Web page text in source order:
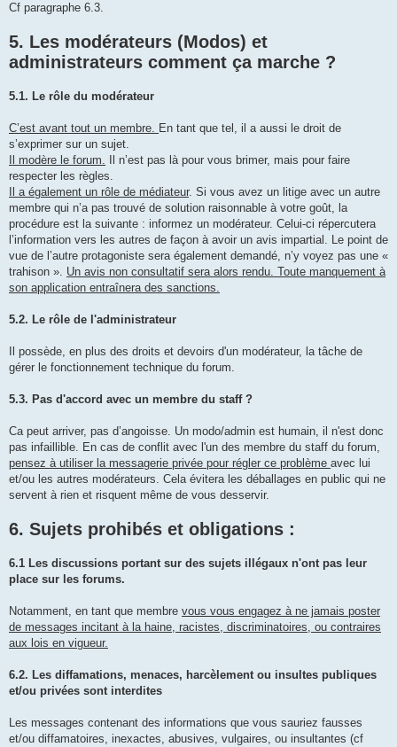
Cf paragraphe 6.3.
5. Les modérateurs (Modos) et
administrateurs comment ça marche ?
5.1. Le rôle du modérateur
C’est avant tout un membre. En tant que tel, il a aussi le droit de
s’exprimer sur un sujet.
Il modère le forum. Il n’est pas là pour vous brimer, mais pour faire
respecter les règles.
Il a également un rôle de médiateur. Si vous avez un litige avec un autre
membre qui n’a pas trouvé de solution raisonnable à votre goût, la
procédure est la suivante : informez un modérateur. Celui-ci répercutera
l’information vers les autres de façon à avoir un avis impartial. Le point de
vue de l’autre protagoniste sera également demandé, n’y voyez pas une «
trahison ». Un avis non consultatif sera alors rendu. Toute manquement à
son application entraînera des sanctions.
5.2. Le rôle de l'administrateur
Il possède, en plus des droits et devoirs d'un modérateur, la tâche de
gérer le fonctionnement technique du forum.
5.3. Pas d'accord avec un membre du staff ?
Ca peut arriver, pas d’angoisse. Un modo/admin est humain, il n'est donc
pas infaillible. En cas de conflit avec l'un des membre du staff du forum,
pensez à utiliser la messagerie privée pour régler ce problème avec lui
et/ou les autres modérateurs. Cela évitera les déballages en public qui ne
servent à rien et risquent même de vous desservir.
6. Sujets prohibés et obligations :
6.1 Les discussions portant sur des sujets illégaux n'ont pas leur
place sur les forums.
Notamment, en tant que membre vous vous engagez à ne jamais poster
de messages incitant à la haine, racistes, discriminatoires, ou contraires
aux lois en vigueur.
6.2. Les diffamations, menaces, harcèlement ou insultes publiques
et/ou privées sont interdites
Les messages contenant des informations que vous sauriez fausses
et/ou diffamatoires, inexactes, abusives, vulgaires, ou insultantes (cf